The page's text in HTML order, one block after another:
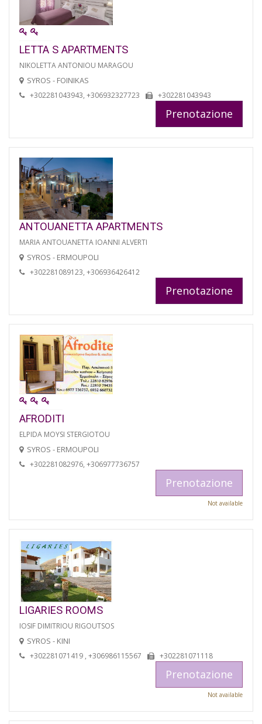
LETTA S APARTMENTS
NIKOLETTA ANTONIOU MARAGOU
SYROS - FOINIKAS
+302281043943, +306932327723 +302281043943
Prenotazione
ANTOUANETTA APARTMENTS
MARIA ANTOUANETTA IOANNI ALVERTI
SYROS - ERMOUPOLI
+302281089123, +306936426412
Prenotazione
AFRODITI
ELPIDA MOYSI STERGIOTOU
SYROS - ERMOUPOLI
+302281082976, +306977736757
Prenotazione
Not available
LIGARIES ROOMS
IOSIF DIMITRIOU RIGOUTSOS
SYROS - KINI
+302281071419 , +306986115567 +302281071118
Prenotazione
Not available